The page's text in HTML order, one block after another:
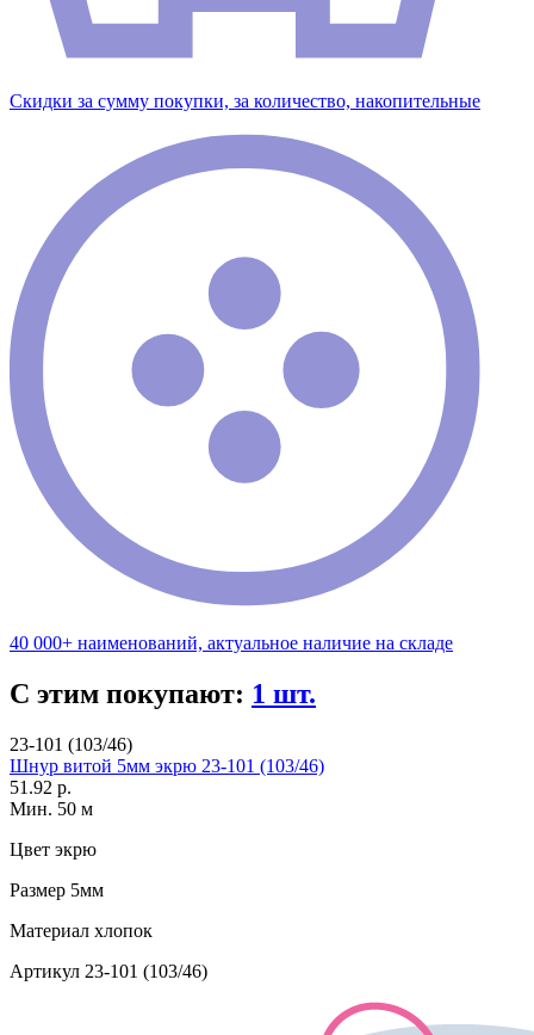
Скидки за сумму покупки, за количество, накопительные
40 000+ наименований, актуальное наличие на складе
С этим покупают: 1 шт.
23-101 (103/46)
Шнур витой 5мм экрю 23-101 (103/46)
51.92 р.
Мин. 50 м
Цвет экрю
Размер 5мм
Материал хлопок
Артикул 23-101 (103/46)